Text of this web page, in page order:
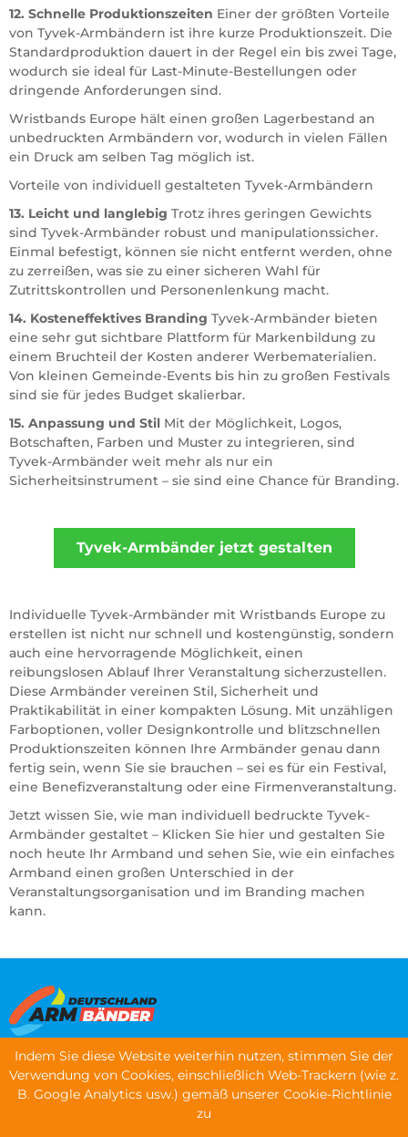
12. Schnelle Produktionszeiten Einer der größten Vorteile
von Tyvek-Armbändern ist ihre kurze Produktionszeit. Die
Standardproduktion dauert in der Regel ein bis zwei Tage,
wodurch sie ideal für Last-Minute-Bestellungen oder
dringende Anforderungen sind.
Wristbands Europe hält einen großen Lagerbestand an
unbedruckten Armbändern vor, wodurch in vielen Fällen
ein Druck am selben Tag möglich ist.
Vorteile von individuell gestalteten Tyvek-Armbändern
13. Leicht und langlebig Trotz ihres geringen Gewichts
sind Tyvek-Armbänder robust und manipulationssicher.
Einmal befestigt, können sie nicht entfernt werden, ohne
zu zerreißen, was sie zu einer sicheren Wahl für
Zutrittskontrollen und Personenlenkung macht.
14. Kosteneffektives Branding Tyvek-Armbänder bieten
eine sehr gut sichtbare Plattform für Markenbildung zu
einem Bruchteil der Kosten anderer Werbematerialien.
Von kleinen Gemeinde-Events bis hin zu großen Festivals
sind sie für jedes Budget skalierbar.
15. Anpassung und Stil Mit der Möglichkeit, Logos,
Botschaften, Farben und Muster zu integrieren, sind
Tyvek-Armbänder weit mehr als nur ein
Sicherheitsinstrument – sie sind eine Chance für Branding.
Individuelle Tyvek-Armbänder mit Wristbands Europe zu
erstellen ist nicht nur schnell und kostengünstig, sondern
auch eine hervorragende Möglichkeit, einen
reibungslosen Ablauf Ihrer Veranstaltung sicherzustellen.
Diese Armbänder vereinen Stil, Sicherheit und
Praktikabilität in einer kompakten Lösung. Mit unzähligen
Farboptionen, voller Designkontrolle und blitzschnellen
Produktionszeiten können Ihre Armbänder genau dann
fertig sein, wenn Sie sie brauchen – sei es für ein Festival,
eine Benefizveranstaltung oder eine Firmenveranstaltung.
Jetzt wissen Sie, wie man individuell bedruckte Tyvek-
Armbänder gestaltet – Klicken Sie hier und gestalten Sie
noch heute Ihr Armband und sehen Sie, wie ein einfaches
Armband einen großen Unterschied in der
Veranstaltungsorganisation und im Branding machen
kann.
Speisekarte
Indem Sie diese Website weiterhin nutzen, stimmen Sie der
Verwendung von Cookies, einschließlich Web-Trackern (wie z.
B. Google Analytics usw.) gemäß unserer Cookie-Richtlinie
zu